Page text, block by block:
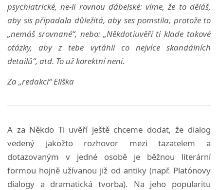
psychiatrické, ne-li rovnou ďábelské: víme, že to děláš,
aby sis připadala důležitá, aby ses pomstila, protože to
„nemáš srovnané“, nebo: „Někdotiuvěří ti klade takové
otázky, aby z tebe vytáhli co nejvíce skandálních
detailů“, atd. To už korektní není.
Za „redakci“ Eliška
A za Někdo Ti uvěří ještě chceme dodat, že dialog
vedený jakožto rozhovor mezi tazatelem a
dotazovaným v jedné osobě je běžnou literární
formou hojně užívanou již od antiky (např. Platónovy
dialogy a dramatická tvorba). Na jeho popularitu